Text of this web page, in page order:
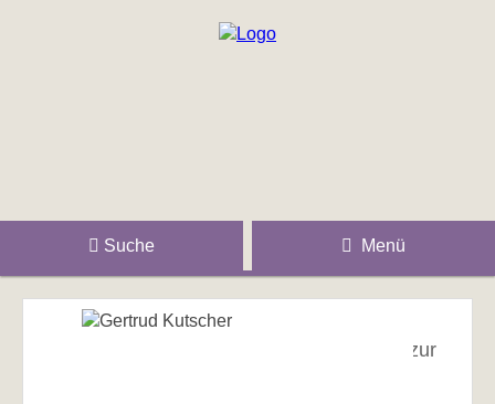
Suche Menü
zur